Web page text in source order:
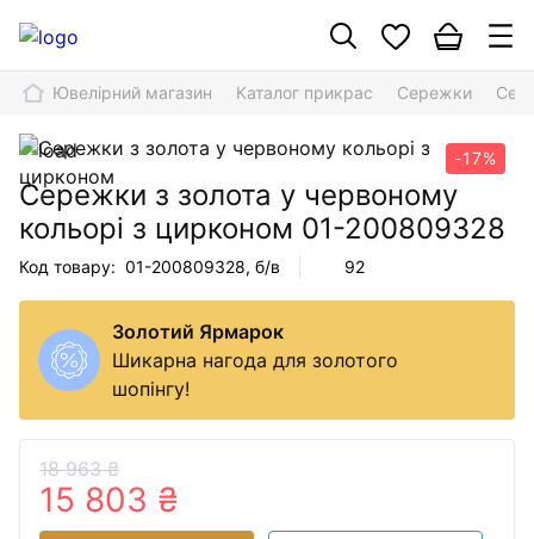
Ювелірний магазин Каталог прикрас Сережки
-17%
Сережки з золота у червоному
кольорі з цирконом 01-200809328
Код товару: 01-200809328, б/в 92
Золотий Ярмарок
Шикарна нагода для золотого
шопінгу!
18 963 ₴
15 803 ₴